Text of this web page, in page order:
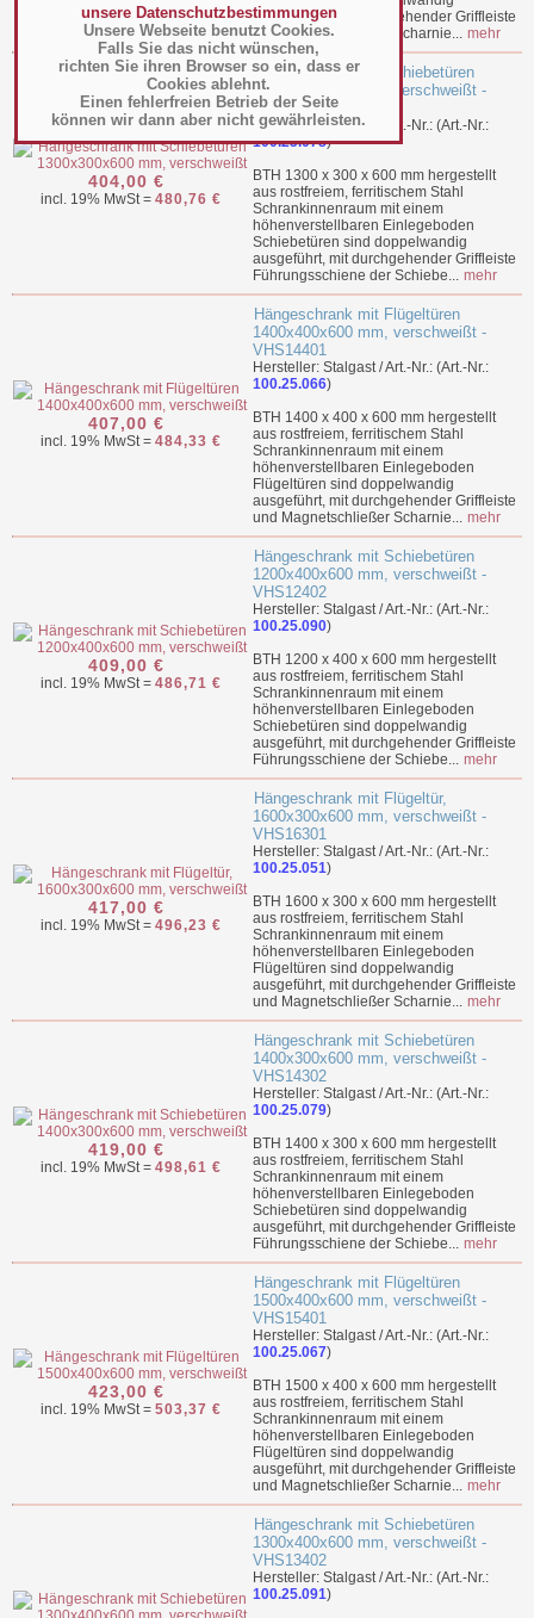
unsere Datenschutzbestimmungen
Unsere Webseite benutzt Cookies.
Falls Sie das nicht wünschen,
richten Sie ihren Browser so ein, dass er
Cookies ablehnt.
Einen fehlerfreien Betrieb der Seite
können wir dann aber nicht gewährleisten.
ausgeführt, mit durchgehender Griffleiste
und Magnetschließer Scharnie... mehr
404,00 €
incl. 19% MwSt = 480,76 €
Hängeschrank mit Schiebetüren
1300x300x600 mm, verschweißt -
VHS13302
Hersteller: Stalgast / Art.-Nr.: (Art.-Nr.:
100.25.078)
BTH 1300 x 300 x 600 mm hergestellt
aus rostfreiem, ferritischem Stahl
Schrankinnenraum mit einem
höhenverstellbaren Einlegeboden
Schiebetüren sind doppelwandig
ausgeführt, mit durchgehender Griffleiste
Führungsschiene der Schiebe... mehr
407,00 €
incl. 19% MwSt = 484,33 €
Hängeschrank mit Flügeltüren
1400x400x600 mm, verschweißt -
VHS14401
Hersteller: Stalgast / Art.-Nr.: (Art.-Nr.:
100.25.066)
BTH 1400 x 400 x 600 mm hergestellt
aus rostfreiem, ferritischem Stahl
Schrankinnenraum mit einem
höhenverstellbaren Einlegeboden
Flügeltüren sind doppelwandig
ausgeführt, mit durchgehender Griffleiste
und Magnetschließer Scharnie... mehr
409,00 €
incl. 19% MwSt = 486,71 €
Hängeschrank mit Schiebetüren
1200x400x600 mm, verschweißt -
VHS12402
Hersteller: Stalgast / Art.-Nr.: (Art.-Nr.:
100.25.090)
BTH 1200 x 400 x 600 mm hergestellt
aus rostfreiem, ferritischem Stahl
Schrankinnenraum mit einem
höhenverstellbaren Einlegeboden
Schiebetüren sind doppelwandig
ausgeführt, mit durchgehender Griffleiste
Führungsschiene der Schiebe... mehr
417,00 €
incl. 19% MwSt = 496,23 €
Hängeschrank mit Flügeltür,
1600x300x600 mm, verschweißt -
VHS16301
Hersteller: Stalgast / Art.-Nr.: (Art.-Nr.:
100.25.051)
BTH 1600 x 300 x 600 mm hergestellt
aus rostfreiem, ferritischem Stahl
Schrankinnenraum mit einem
höhenverstellbaren Einlegeboden
Flügeltüren sind doppelwandig
ausgeführt, mit durchgehender Griffleiste
und Magnetschließer Scharnie... mehr
419,00 €
incl. 19% MwSt = 498,61 €
Hängeschrank mit Schiebetüren
1400x300x600 mm, verschweißt -
VHS14302
Hersteller: Stalgast / Art.-Nr.: (Art.-Nr.:
100.25.079)
BTH 1400 x 300 x 600 mm hergestellt
aus rostfreiem, ferritischem Stahl
Schrankinnenraum mit einem
höhenverstellbaren Einlegeboden
Schiebetüren sind doppelwandig
ausgeführt, mit durchgehender Griffleiste
Führungsschiene der Schiebe... mehr
423,00 €
incl. 19% MwSt = 503,37 €
Hängeschrank mit Flügeltüren
1500x400x600 mm, verschweißt -
VHS15401
Hersteller: Stalgast / Art.-Nr.: (Art.-Nr.:
100.25.067)
BTH 1500 x 400 x 600 mm hergestellt
aus rostfreiem, ferritischem Stahl
Schrankinnenraum mit einem
höhenverstellbaren Einlegeboden
Flügeltüren sind doppelwandig
ausgeführt, mit durchgehender Griffleiste
und Magnetschließer Scharnie... mehr
Hängeschrank mit Schiebetüren
1300x400x600 mm, verschweißt -
VHS13402
Hersteller: Stalgast / Art.-Nr.: (Art.-Nr.:
100.25.091)